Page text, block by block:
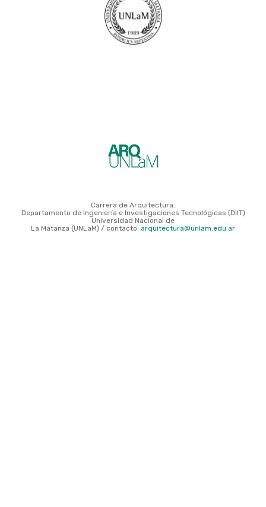
Carrera de Arquitectura.
Departamento de Ingeniería e Investigaciones Tecnológicas (DIIT)
Universidad Nacional de
La Matanza (UNLaM) / contacto: arquitectura@unlam.edu.ar